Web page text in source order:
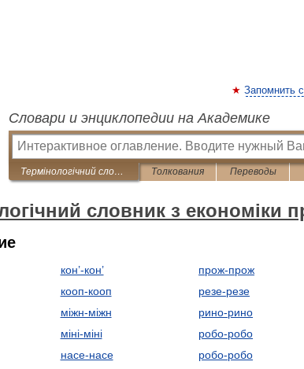
Запомнить
Словари и энциклопедии на Академике
Термінологічний словник з економіки праці Толкования Переводы
словник з економіки
кон’-кон’
кооп-кооп
міжн-міжн
міні-міні
насе-насе
прож-прож
резе-резе
рино-рино
робо-робо
робо-робо